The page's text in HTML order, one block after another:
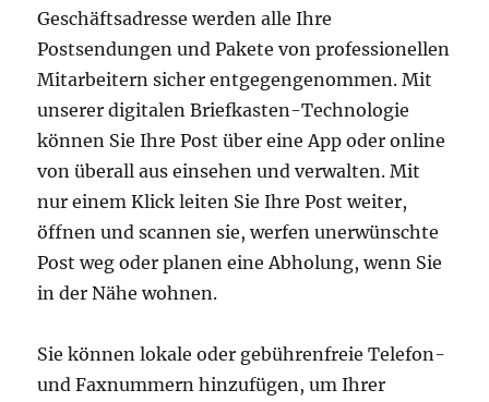
Geschäftsadresse werden alle Ihre
Postsendungen und Pakete von professionellen
Mitarbeitern sicher entgegengenommen. Mit
unserer digitalen Briefkasten-Technologie
können Sie Ihre Post über eine App oder online
von überall aus einsehen und verwalten. Mit
nur einem Klick leiten Sie Ihre Post weiter,
öffnen und scannen sie, werfen unerwünschte
Post weg oder planen eine Abholung, wenn Sie
in der Nähe wohnen.
Sie können lokale oder gebührenfreie Telefon-
und Faxnummern hinzufügen, um Ihrer